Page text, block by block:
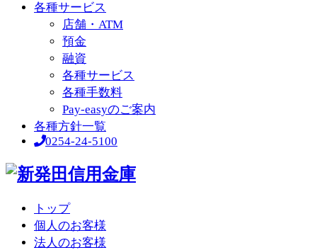
各種サービス
店舗・ATM
預金
融資
各種サービス
各種手数料
Pay-easyのご案内
各種方針一覧
0254-24-5100
トップ
個人のお客様
法人のお客様